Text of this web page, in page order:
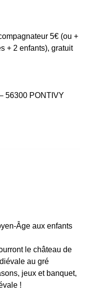
5€ (ou +
+ 2 enfants), gratuit
56300 PONTIVY
Âge aux enfants
le château de
au gré
jeux et banquet,
!